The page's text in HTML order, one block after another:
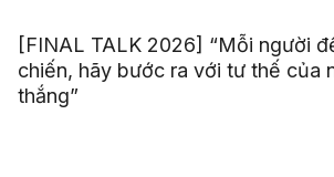
[FINAL TALK 2026] “Mỗi người
chiến, hãy bước ra với tư thế của
thắng”